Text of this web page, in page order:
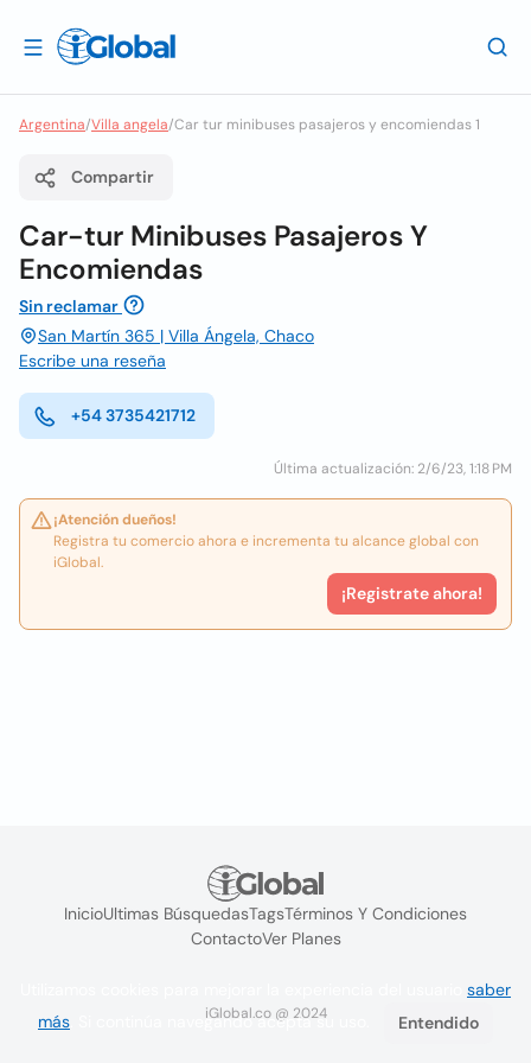
Argentina/Villa angela/Car tur minibuses pasajeros y encomiendas 1
Compartir
Car-tur Minibuses Pasajeros Y
Encomiendas
Sin reclamar
San Martín 365 | Villa Ángela, Chaco
Escribe una reseña
+54 3735421712
Última actualización: 2/6/23, 1:18 PM
¡Atención dueños!
Registra tu comercio ahora e incrementa tu alcance global con
iGlobal.
¡Registrate ahora!
InicioUltimas BúsquedasTagsTérminos Y Condiciones
ContactoVer Planes
iGlobal.co @ 2024
saber
más . Si continúa navegando acepta su uso. Entendido